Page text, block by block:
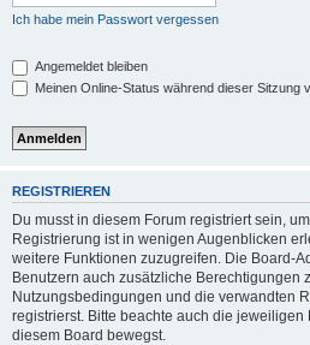
Ich habe mein Passwort vergessen
Angemeldet bleiben
Meinen Online-Status während dieser Sitzung
REGISTRIEREN
Du musst in diesem Forum registriert sein,
Registrierung ist in wenigen Augenblicken
weitere Funktionen zuzugreifen. Die Board-
Benutzern auch zusätzliche Berechtigungen
Nutzungsbedingungen und die verwandten
registrierst. Bitte beachte auch die
diesem Board bewegst.